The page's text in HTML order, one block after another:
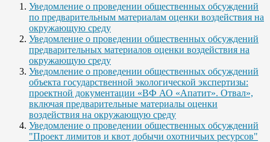
Уведомление о проведении общественных обсуждений
по предварительным материалам оценки воздействия на
окружающую среду
Уведомление о проведении общественных обсуждений
предварительных материалов оценки воздействия на
окружающую среду
Уведомление о проведении общественных обсуждений
объекта государственной экологической экспертизы:
проектной документации «ВФ АО «Апатит». Отвал»,
включая предварительные материалы оценки
воздействия на окружающую среду
Уведомление о проведении общественных обсуждений
"Проект лимитов и квот добычи охотничьих ресурсов"